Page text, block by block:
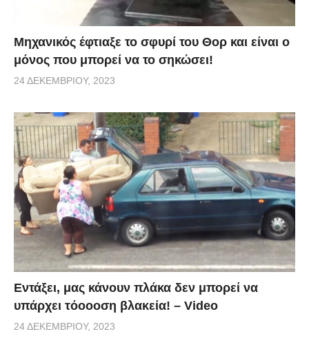
Μηχανικός έφτιαξε το σφυρί του Θορ και είναι ο
μόνος που μπορεί να το σηκώσει!
24 ΔΕΚΕΜΒΡΊΟΥ, 2023
Εντάξει, μας κάνουν πλάκα δεν μπορεί να
υπάρχει τόοοοση βλακεία! – Video
24 ΔΕΚΕΜΒΡΊΟΥ, 2023